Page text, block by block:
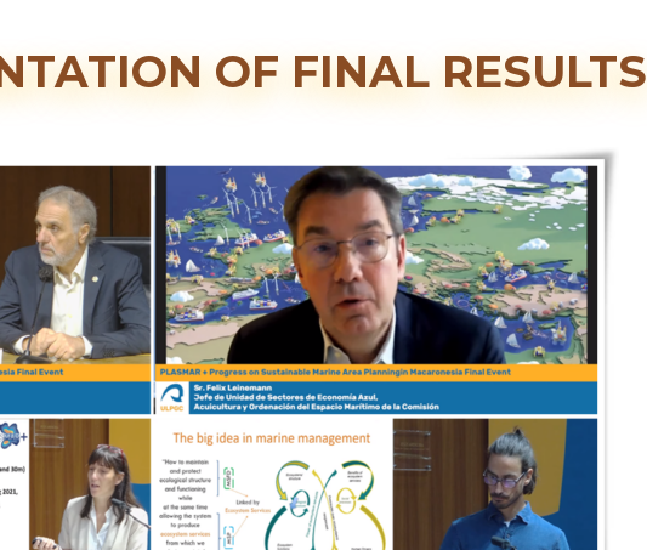
OF FINAL RESULTS